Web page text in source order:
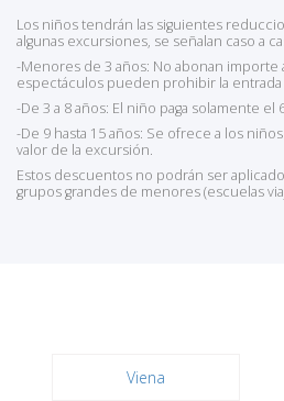
Los niños tendrán las siguientes
algunas excursiones, se señalan caso a
-Menores de 3 años: No abonan importe
espectáculos pueden prohibir la
-De 3 a 8 años: El niño paga solamente
-De 9 hasta 15 años: Se ofrece a los
valor de la excursión.
Estos descuentos no podrán ser
grupos grandes de menores (escuelas
Viena